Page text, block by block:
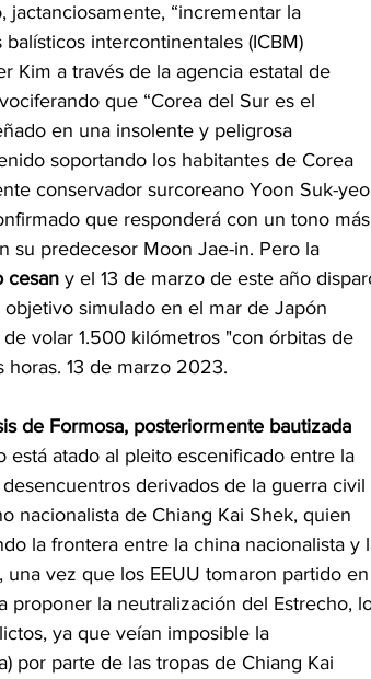
jactanciosamente, “incrementar la
intercontinentales (ICBM)
Kim a través de la agencia estatal de
que “Corea del Sur es el
en una insolente y peligrosa
soportando los habitantes de Corea
conservador surcoreano Yoon Suk-
que responderá con un tono
su predecesor Moon Jae-in. Pero la
cesan y el 13 de marzo de este año
simulado en el mar de Japón
volar 1.500 kilómetros "con órbitas de
13 de marzo 2023.
de Formosa, posteriormente bautizada
está atado al pleito escenificado entre la
derivados de la guerra civil
nacionalista de Chiang Kai Shek, quien
la frontera entre la china nacionalista y
una vez que los EEUU tomaron partido
proponer la neutralización del Estrecho,
ya que veían imposible la
por parte de las tropas de Chiang Kai